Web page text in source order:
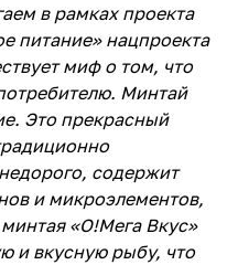
в рамках проекта
питание» нацпроекта
миф о том, что
Минтай
Это прекрасный
содержит
и микроэлементов,
«О!Мега Вкус»
и вкусную рыбу, что